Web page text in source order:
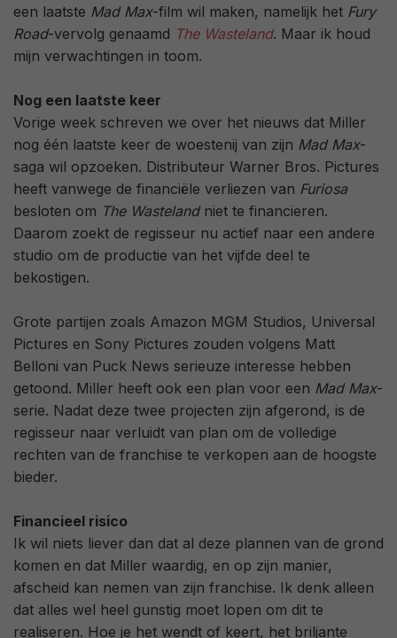
een laatste Mad Max-film wil maken, namelijk het Fury
Road-vervolg genaamd The Wasteland. Maar ik houd
mijn verwachtingen in toom.
Nog een laatste keer
Vorige week schreven we over het nieuws dat Miller
nog één laatste keer de woestenij van zijn Mad Max-
saga wil opzoeken. Distributeur Warner Bros. Pictures
heeft vanwege de financiële verliezen van Furiosa
besloten om The Wastelandniet te financieren.
Daarom zoekt de regisseur nu actief naar een andere
studio om de productie van het vijfde deel te
bekostigen.
Grote partijen zoals Amazon MGM Studios, Universal
Pictures en Sony Pictures zouden volgens Matt
Belloni van Puck News serieuze interesse hebben
getoond. Miller heeft ook een plan voor een Mad Max-
serie. Nadat deze twee projecten zijn afgerond, is de
regisseur naar verluidt van plan om de volledige
rechten van de franchise te verkopen aan de hoogste
bieder.
Financieel risico
Ik wil niets liever dan dat al deze plannen van de grond
komen en dat Miller waardig, en op zijn manier,
afscheid kan nemen van zijn franchise. Ik denk alleen
dat alles wel heel gunstig moet lopen om dit te
realiseren. Hoe je het wendt of keert, het briljante